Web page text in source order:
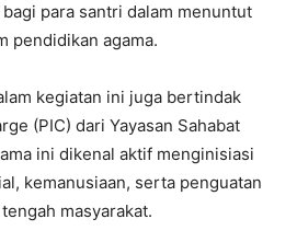
para santri dalam menuntut
pendidikan agama.
kegiatan ini juga bertindak
(PIC) dari Yayasan Sahabat
ini dikenal aktif menginisiasi
kemanusiaan, serta penguatan
masyarakat.